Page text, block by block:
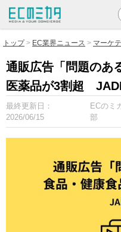
トップ EC業界ニュース マーケ
通販広告「問題のあ
医薬品が3割超
最終更新日：
2026/06/15
ECのミ
部